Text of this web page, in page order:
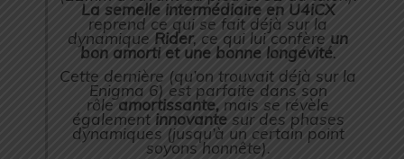
La semelle intermédiaire en U4iCX
reprend ce qui se fait déjà sur la
dynamique Rider, ce qui lui confère un
bon amorti et une bonne longévité.
Cette dernière (qu’on trouvait déjà sur la
Enigma 6) est parfaite dans son
rôleamortissante, mais se révèle
égalementinnovantesur des phases
dynamiques (jusqu’à un certain point
soyons honnête).